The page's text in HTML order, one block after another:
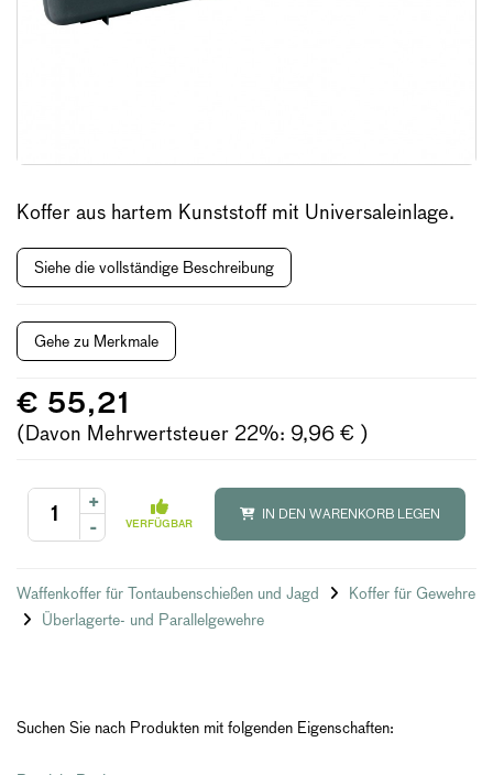
Koffer aus hartem Kunststoff mit Universaleinlage.
Siehe die vollständige Beschreibung
Gehe zu Merkmale
€ 55,21
(Davon Mehrwertsteuer 22%: 9,96 € )
+
-
VERFÜGBAR
IN DEN WARENKORB LEGEN
Waffenkoffer für Tontaubenschießen und Jagd
Koffer für Gewehre
Überlagerte- und Parallelgewehre
Suchen Sie nach Produkten mit folgenden Eigenschaften: